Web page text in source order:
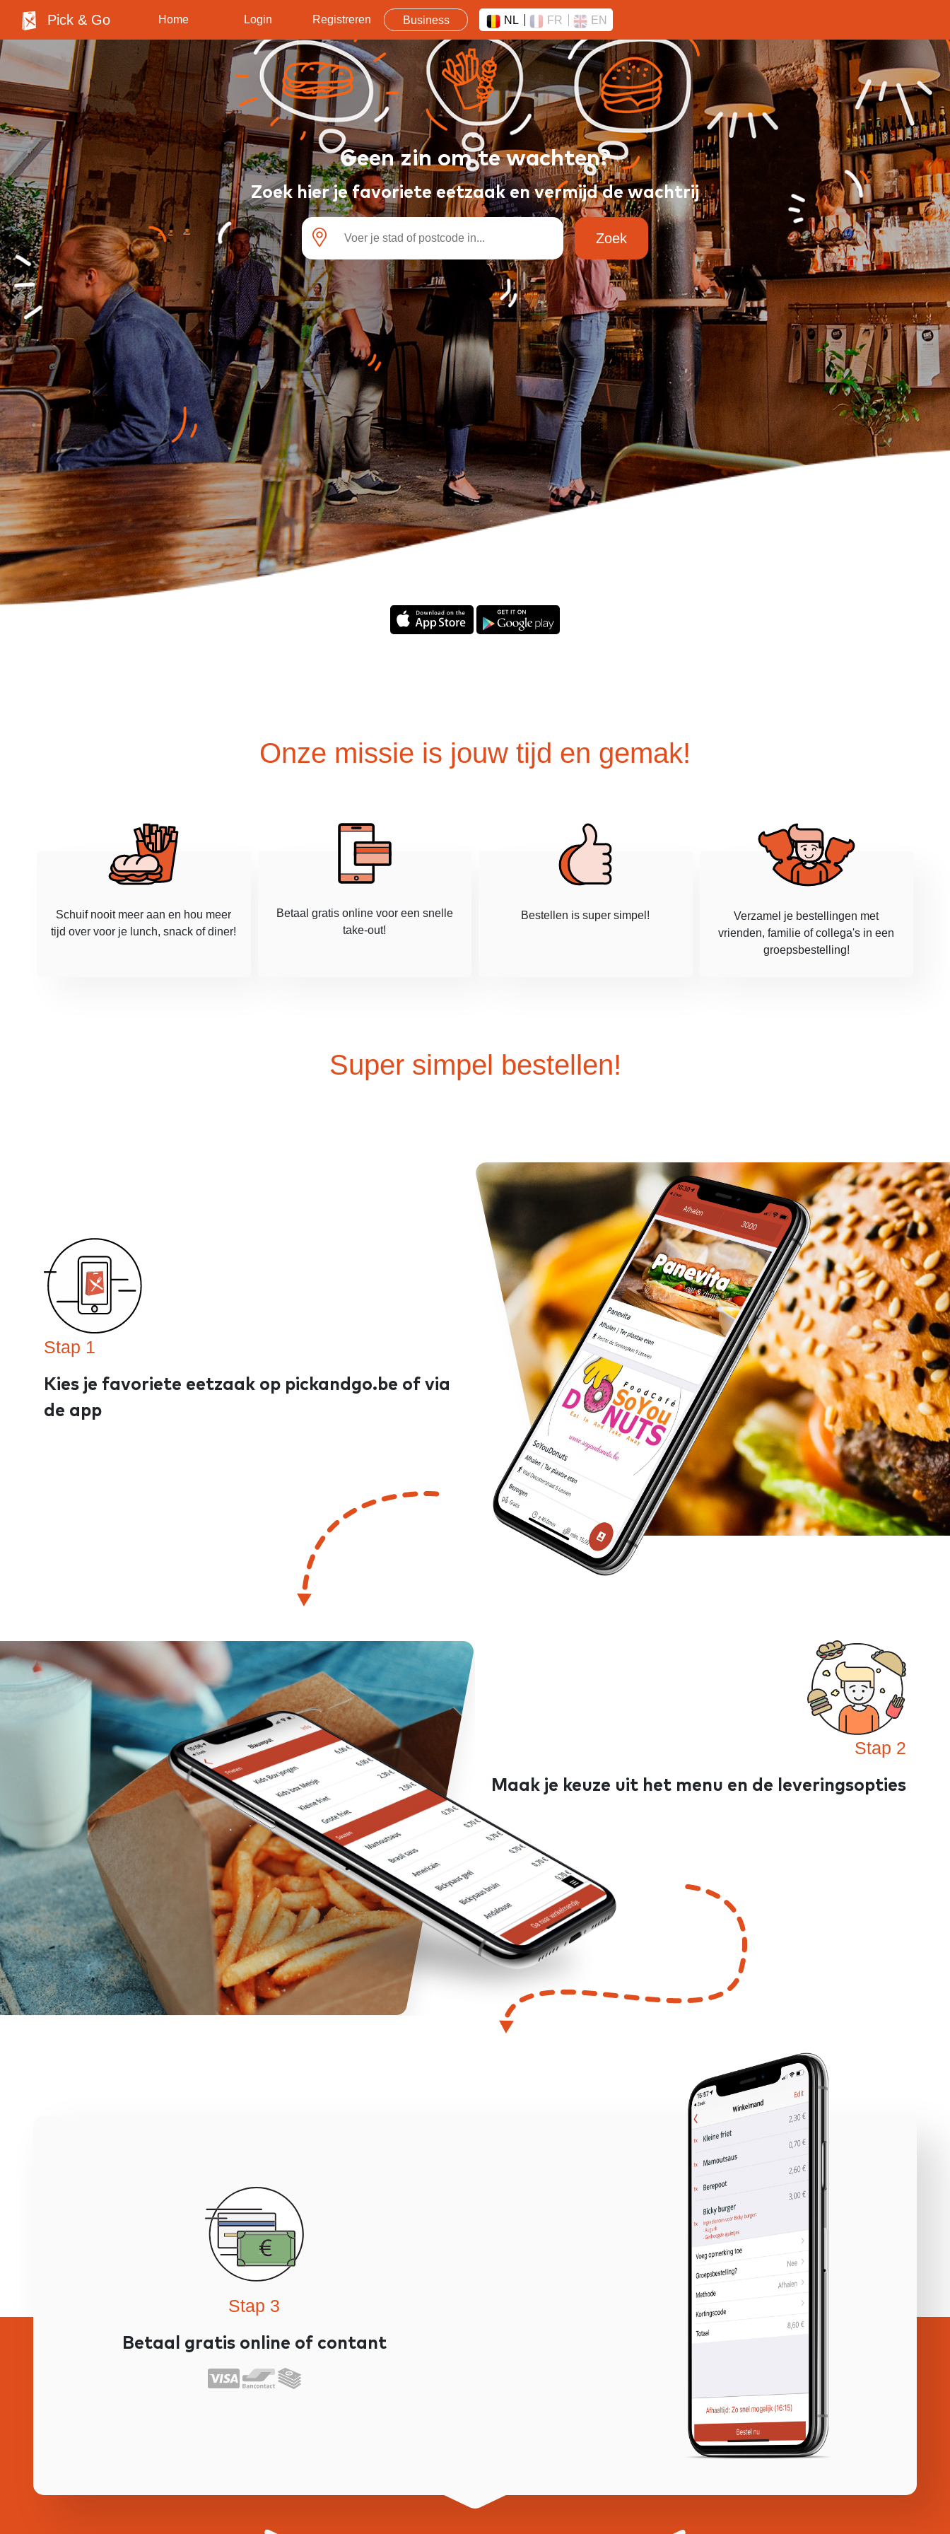
Pick & Go Home Login Registreren Business NL FR EN
Geen zin om te wachten?
Zoek hier je favoriete eetzaak en vermijd de wachtrij
Zoek
Onze missie is jouw tijd en gemak!
Schuif nooit meer aan en hou meer
tijd over voor je lunch, snack of diner!
Betaal gratis online voor een snelle
take-out!
Bestellen is super simpel!
Verzamel je bestellingen met
vrienden, familie of collega's in een
groepsbestelling!
Super simpel bestellen!
Stap 1
Kies je favoriete eetzaak op pickandgo.be of via
de app
Stap 2
Maak je keuze uit het menu en de leveringsopties
Stap 3
Betaal gratis online of contant